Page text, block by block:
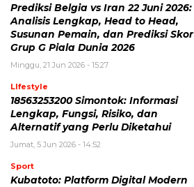
Prediksi Belgia vs Iran 22 Juni 2026:
Analisis Lengkap, Head to Head,
Susunan Pemain, dan Prediksi Skor
Grup G Piala Dunia 2026
Minggu, 21 Jun 2026 - 15:27
LIfestyle
18563253200 Simontok: Informasi
Lengkap, Fungsi, Risiko, dan
Alternatif yang Perlu Diketahui
Jumat, 5 Jun 2026 - 14:52
Sport
Kubatoto: Platform Digital Modern